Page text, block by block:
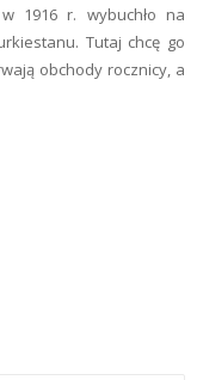
1916 r. wybuchło na
Tutaj chcę go
obchody rocznicy, a